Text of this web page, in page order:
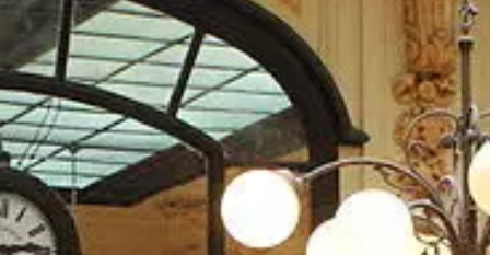
YouTube
Paramètres de
confidentialité
Afin de faciliter votre navigation et de vous
apporter le meilleur service possible, nous utilisons